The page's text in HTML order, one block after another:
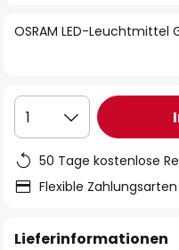
springen
OSRAM LED-Leuchtmittel
1
50 Tage kostenlose
Flexible Zahlungsarten
Lieferinformationen